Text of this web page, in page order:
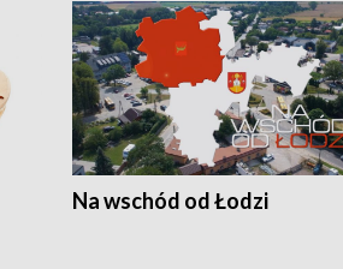
Na wschód od Łodzi